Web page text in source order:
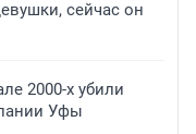
сейчас он
2000-х убили
Уфы